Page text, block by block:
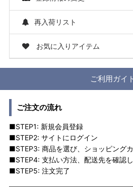
再入荷リスト
お気に入りアイテム
ご利用ガイ
ご注文の流れ
■STEP1: 新規会員登録
■STEP2: サイトにログイン
■STEP3: 商品を選び、ショッピング
■STEP4: 支払い方法、配送先を確認
■STEP5: 注文完了